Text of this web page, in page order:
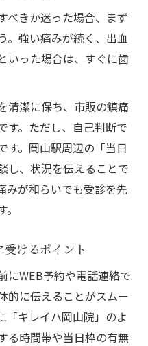
べきか迷った場合、まず
。強い痛みが続く、出血
いった場合は、すぐに歯
清潔に保ち、市販の鎮痛
す。ただし、自己判断で
す。岡山駅周辺の「当日
し、状況を伝えることで
みが和らいでも受診を先
けるポイント
にWEB予約や電話連絡で
的に伝えることがスムー
「キレイハ岡山院」のよ
る時間帯や当日枠の有無